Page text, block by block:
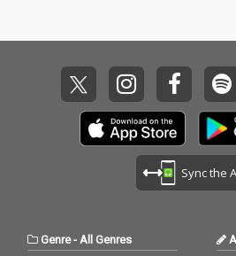
Sync the
Genre- All Genres